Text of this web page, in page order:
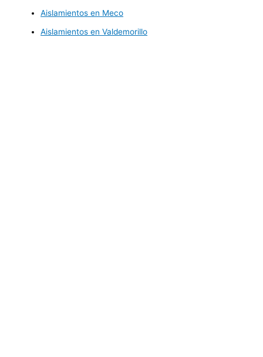
Aislamientos en Meco
Aislamientos en Valdemorillo